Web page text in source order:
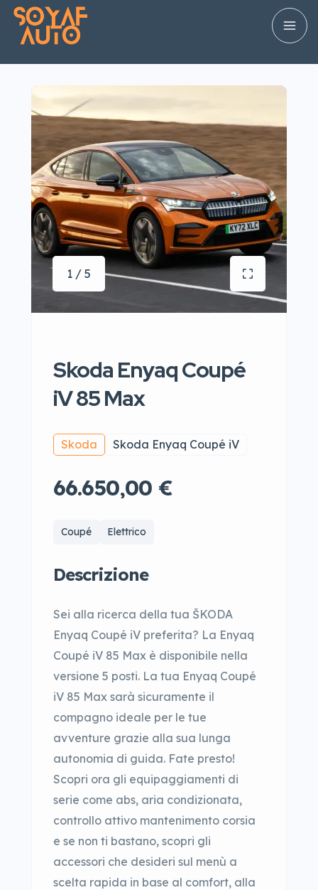
1 / 5
Skoda Enyaq Coupé
iV 85 Max
Skoda Skoda Enyaq Coupé iV
66.650,00 €
Coupé Elettrico
Descrizione
Sei alla ricerca della tua ŠKODA
Enyaq Coupé iV preferita? La Enyaq
Coupé iV 85 Max è disponibile nella
versione 5 posti. La tua Enyaq Coupé
iV 85 Max sarà sicuramente il
compagno ideale per le tue
avventure grazie alla sua lunga
autonomia di guida. Fate presto!
Scopri ora gli equipaggiamenti di
serie come abs, aria condizionata,
controllo attivo mantenimento corsia
e se non ti bastano, scopri gli
accessori che desideri sul menù a
scelta rapida in base al comfort, alla